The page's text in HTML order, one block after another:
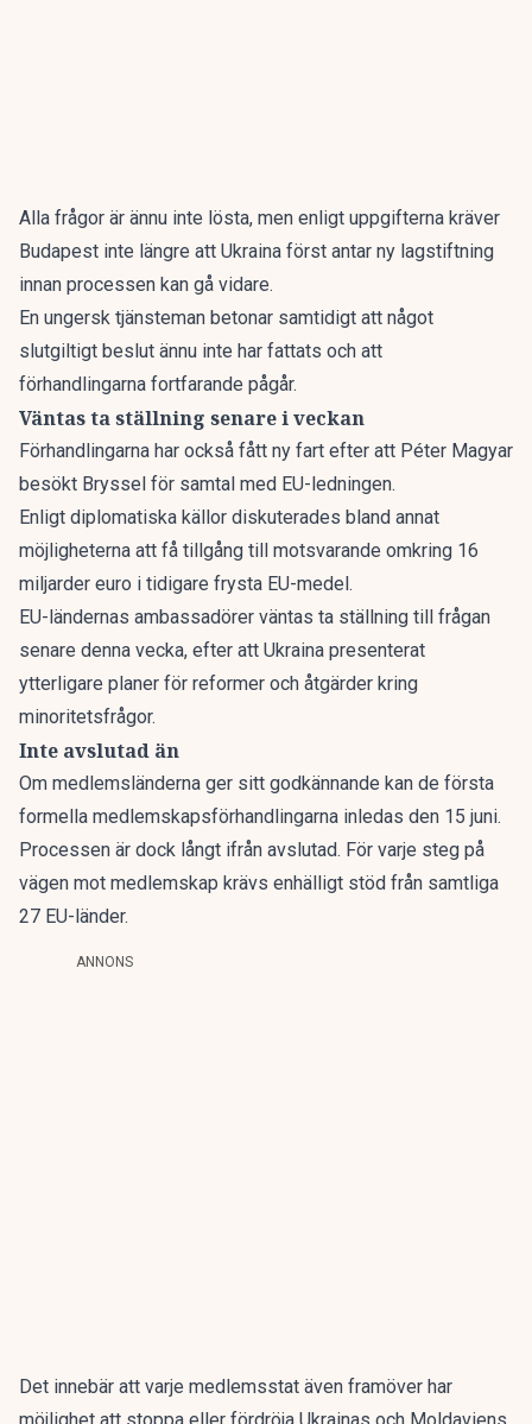
Alla frågor är ännu inte lösta, men enligt uppgifterna kräver
Budapest inte längre att Ukraina först antar ny lagstiftning
innan processen kan gå vidare.
En ungersk tjänsteman betonar samtidigt att något
slutgiltigt beslut ännu inte har fattats och att
förhandlingarna fortfarande pågår.
Väntas ta ställning senare i veckan
Förhandlingarna har också fått ny fart efter att Péter Magyar
besökt Bryssel för samtal med EU-ledningen.
Enligt diplomatiska källor diskuterades bland annat
möjligheterna att få tillgång till motsvarande omkring 16
miljarder euro i tidigare frysta EU-medel.
EU-ländernas ambassadörer väntas ta ställning till frågan
senare denna vecka, efter att Ukraina presenterat
ytterligare planer för reformer och åtgärder kring
minoritetsfrågor.
Inte avslutad än
Om medlemsländerna ger sitt godkännande kan de första
formella medlemskapsförhandlingarna inledas den 15 juni.
Processen är dock långt ifrån avslutad. För varje steg på
vägen mot medlemskap krävs enhälligt stöd från samtliga
27 EU-länder.
ANNONS
Det innebär att varje medlemsstat även framöver har